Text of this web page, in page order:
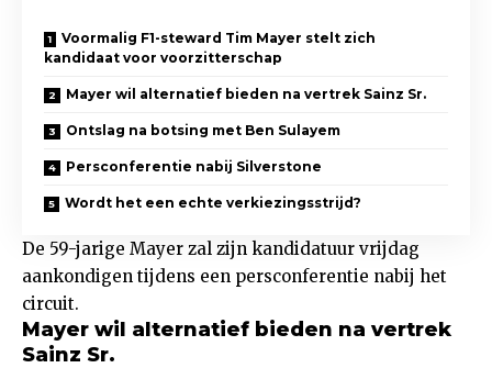
Voormalig F1-steward Tim Mayer stelt zich
kandidaat voor voorzitterschap
Mayer wil alternatief bieden na vertrek Sainz Sr.
Ontslag na botsing met Ben Sulayem
Persconferentie nabij Silverstone
Wordt het een echte verkiezingsstrijd?
De 59-jarige Mayer zal zijn kandidatuur vrijdag
aankondigen tijdens een persconferentie nabij het
circuit.
Mayer wil alternatief bieden na vertrek
Sainz Sr.